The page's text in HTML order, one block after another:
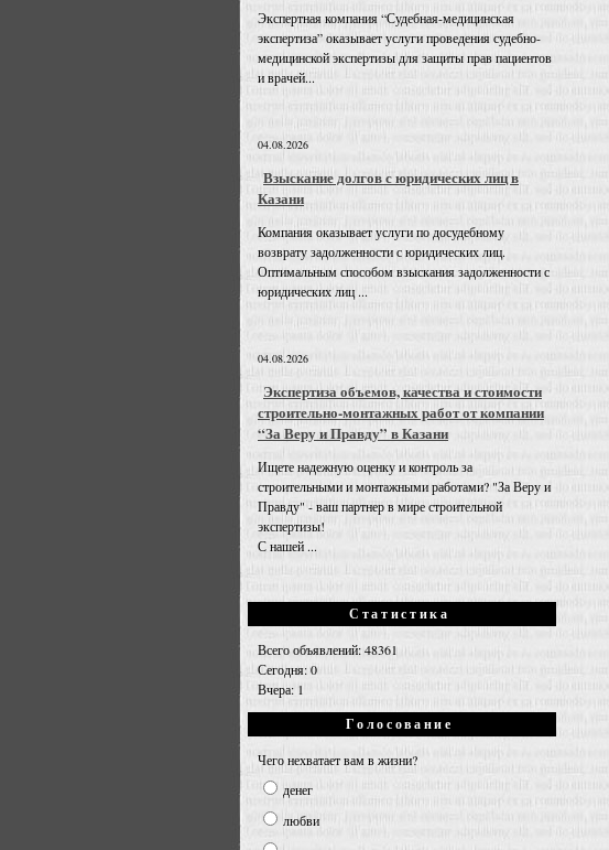
Экспертная компания “Судебная-медицинская
экспертиза” оказывает услуги проведения судебно-
медицинской экспертизы для защиты прав пациентов
и врачей...
04.08.2026
Взыскание долгов с юридических лиц в
Казани
Компания оказывает услуги по досудебному
возврату задолженности с юридических лиц.
Оптимальным способом взыскания задолженности с
юридических лиц ...
04.08.2026
Экспертиза объемов, качества и стоимости
строительно-монтажных работ от компании
“За Веру и Правду” в Казани
Ищете надежную оценку и контроль за
строительными и монтажными работами? "За Веру и
Правду" - ваш партнер в мире строительной
экспертизы!
С нашей ...
Статистика
Всего объявлений: 48361
Сегодня: 0
Вчера: 1
Голосование
Чего нехватает вам в жизни?
денег
любви